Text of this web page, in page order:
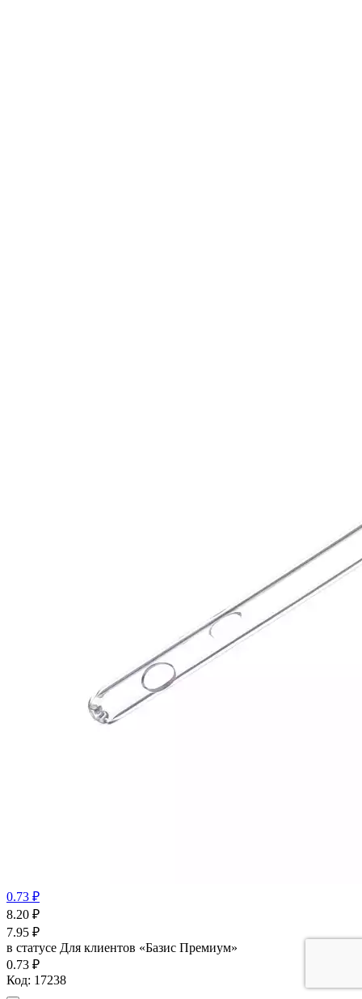
0.73 ₽
8.20 ₽
7.95 ₽
в статусе Для клиентов «Базис Премиум»
0.73 ₽
Код: 17238